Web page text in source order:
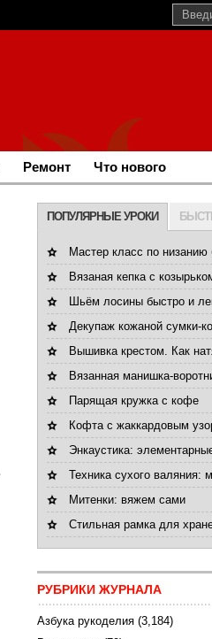
Ремонт Что нового
ПОПУЛЯРНЫЕ УРОКИ
Мастер класс по низанию
Вязаная кепка с
Шьём лосины быстро и
Декупаж кожаной сумки-
Вышивка крестом. Как
Вязанная манишка-
Парящая кружка с кофе
Кофта с жаккардовым
Энкаустика:
Техника сухого валяния:
Митенки: вяжем сами
Cтильная рамка для
РУБРИКИ ЖУРНАЛА
Азбука рукоделия (3,184)